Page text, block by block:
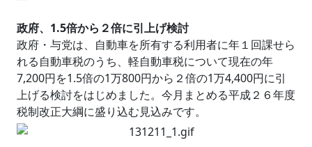
政府、1.5倍から２倍に引上げ検討
政府・与党は、自動車を所有する利用者に年１回課せら
れる自動車税のうち、軽自動車税について現在の年
7,200円を1.5倍の1万800円から２倍の1万4,400円に引
上げる検討をはじめました。今月まとめる平成２６年度
税制改正大綱に盛り込む見込みです。